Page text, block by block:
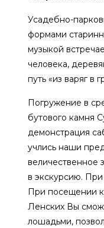
Усадебно-
формами
музыкой
человека,
путь «из варяг в
Погружение в
бутового камня
демонстрация
учлись наши
величественное
в экскурсию.
При посещении
Ленских Вы
лошадьми,